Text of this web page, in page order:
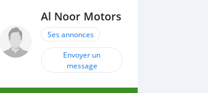
Al Noor Motors
Ses annonces
Envoyer un
message